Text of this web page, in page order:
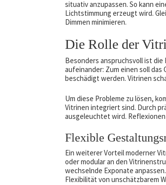
situativ anzupassen. So kann
Lichtstimmung erzeugt wird.
Dimmen minimieren.
Die Rolle der
Besonders anspruchsvoll ist
aufeinander: Zum einen soll
beschädigt werden. Vitrinen
Um diese Probleme zu lösen,
Vitrinen integriert sind. Durch
ausgeleuchtet wird.
Flexible
Ein weiterer Vorteil moderner
oder modular an den
wechselnde Exponate
Flexibilität von unschätzbarem